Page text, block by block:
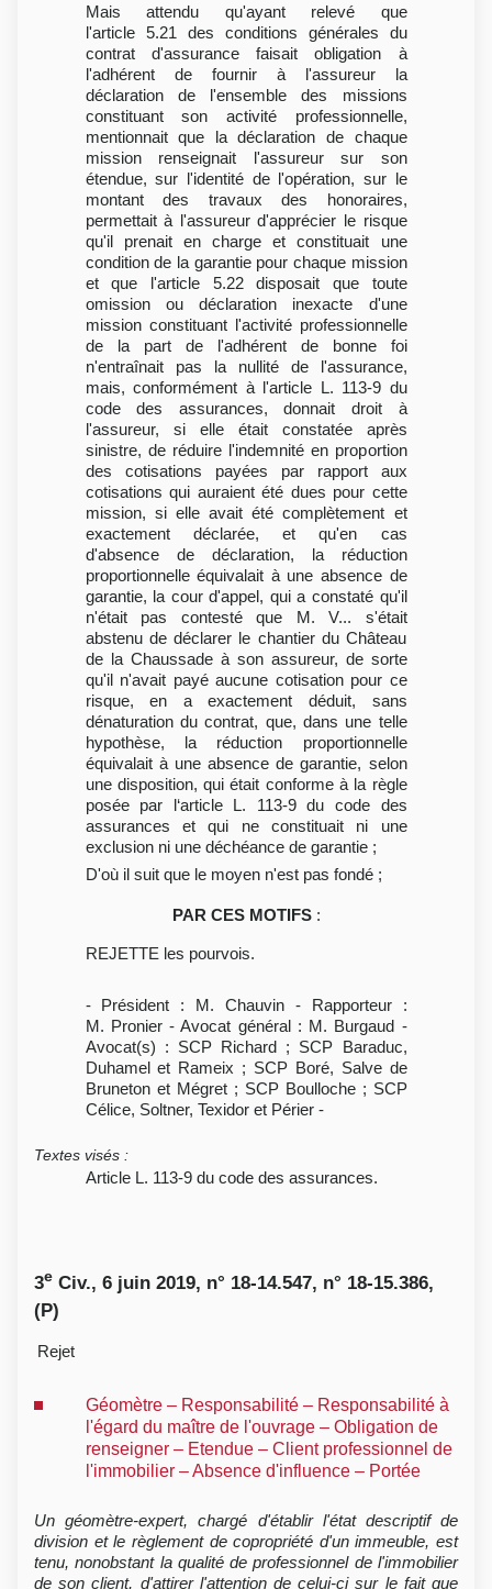
Mais attendu qu'ayant relevé que
l'article 5.21 des conditions générales du
contrat d'assurance faisait obligation à
l'adhérent de fournir à l'assureur la
déclaration de l'ensemble des missions
constituant son activité professionnelle,
mentionnait que la déclaration de chaque
mission renseignait l'assureur sur son
étendue, sur l'identité de l'opération, sur le
montant des travaux des honoraires,
permettait à l'assureur d'apprécier le risque
qu'il prenait en charge et constituait une
condition de la garantie pour chaque mission
et que l'article 5.22 disposait que toute
omission ou déclaration inexacte d'une
mission constituant l'activité professionnelle
de la part de l'adhérent de bonne foi
n'entraînait pas la nullité de l'assurance,
mais, conformément à l'article L. 113-9 du
code des assurances, donnait droit à
l'assureur, si elle était constatée après
sinistre, de réduire l'indemnité en proportion
des cotisations payées par rapport aux
cotisations qui auraient été dues pour cette
mission, si elle avait été complètement et
exactement déclarée, et qu'en cas
d'absence de déclaration, la réduction
proportionnelle équivalait à une absence de
garantie, la cour d'appel, qui a constaté qu'il
n'était pas contesté que M. V... s'était
abstenu de déclarer le chantier du Château
de la Chaussade à son assureur, de sorte
qu'il n'avait payé aucune cotisation pour ce
risque, en a exactement déduit, sans
dénaturation du contrat, que, dans une telle
hypothèse, la réduction proportionnelle
équivalait à une absence de garantie, selon
une disposition, qui était conforme à la règle
posée par l‘article L. 113-9 du code des
assurances et qui ne constituait ni une
exclusion ni une déchéance de garantie ;
D'où il suit que le moyen n'est pas fondé ;
PAR CES MOTIFS:
REJETTE les pourvois.
- Président : M. Chauvin - Rapporteur :
M. Pronier - Avocat général : M. Burgaud -
Avocat(s) : SCP Richard ; SCP Baraduc,
Duhamel et Rameix ; SCP Boré, Salve de
Bruneton et Mégret ; SCP Boulloche ; SCP
Célice, Soltner, Texidor et Périer -
Textes visés :
Article L. 113-9 du code des assurances.
3e Civ., 6 juin 2019, n° 18-14.547, n° 18-15.386,
(P)
Rejet
Géomètre – Responsabilité – Responsabilité à
l'égard du maître de l'ouvrage – Obligation de
renseigner – Etendue – Client professionnel de
l'immobilier – Absence d'influence – Portée
Un géomètre-expert, chargé d'établir l'état descriptif de
division et le règlement de copropriété d'un immeuble, est
tenu, nonobstant la qualité de professionnel de l'immobilier
de son client, d'attirer l'attention de celui-ci sur le fait que